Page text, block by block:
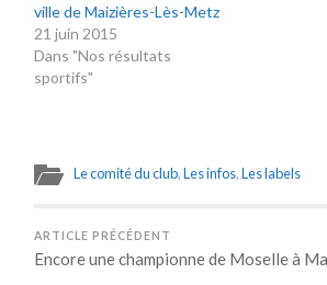
ville de Maizières-Lès-Metz
21 juin 2015
Dans "Nos résultats
sportifs"
Le comité du club,Les infos,Les labels
ARTICLE PRÉCÉDENT
Encore une championne de Moselle à